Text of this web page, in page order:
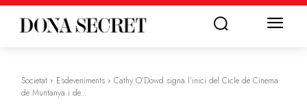
Societat Esdeveniments
Cathy O’Dowd signa l’inici del Cicle de Cinema
de Muntanya i de...